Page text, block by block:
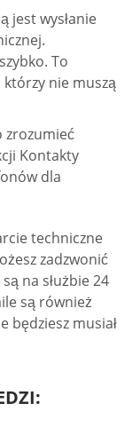
jest wysłanie
To
nie muszą
zrozumieć
Kontakty
dla
techniczne
zadzwonić
na służbie 24
są również
będziesz musiał